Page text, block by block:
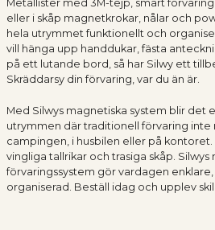
Metallister med 3M-tejp, smart
eller i skåp magnetkrokar, nålar och
hela utrymmet funktionellt och
vill hänga upp handdukar, fästa
på ett lutande bord, så har Silwy ett
Skräddarsy din förvaring, var du än är.
Med Silwys magnetiska system blir det
utrymmen där traditionell förvaring inte
campingen, i husbilen eller på
vingliga tallrikar och trasiga skåp. Silwys
förvaringssystem gör vardagen
organiserad. Beställ idag och upplev